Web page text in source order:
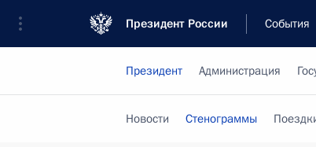
Президент России События
Президент Администрация
Новости Стенограммы